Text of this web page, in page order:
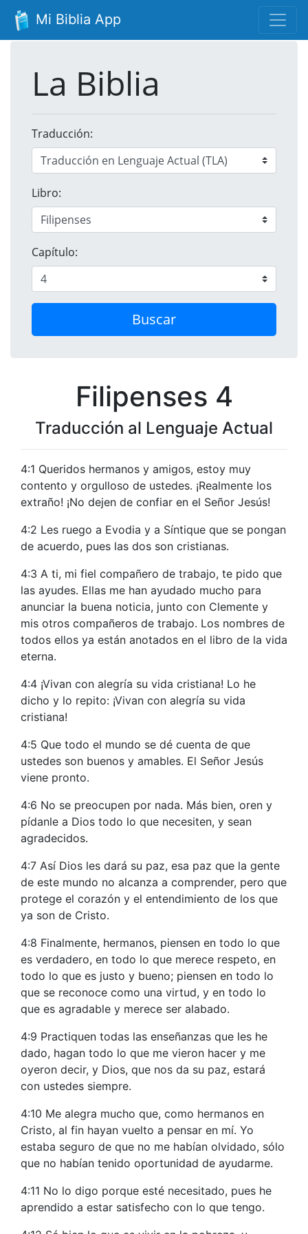
Mi Biblia App
La Biblia
Traducción:
Libro:
Capítulo:
Buscar
Filipenses 4
Traducción al Lenguaje Actual
4:1 Queridos hermanos y amigos, estoy muy
contento y orgulloso de ustedes. ¡Realmente los
extraño! ¡No dejen de confiar en el Señor Jesús!
4:2 Les ruego a Evodia y a Síntique que se pongan
de acuerdo, pues las dos son cristianas.
4:3 A ti, mi fiel compañero de trabajo, te pido que
las ayudes. Ellas me han ayudado mucho para
anunciar la buena noticia, junto con Clemente y
mis otros compañeros de trabajo. Los nombres de
todos ellos ya están anotados en el libro de la vida
eterna.
4:4 ¡Vivan con alegría su vida cristiana! Lo he
dicho y lo repito: ¡Vivan con alegría su vida
cristiana!
4:5 Que todo el mundo se dé cuenta de que
ustedes son buenos y amables. El Señor Jesús
viene pronto.
4:6 No se preocupen por nada. Más bien, oren y
pídanle a Dios todo lo que necesiten, y sean
agradecidos.
4:7 Así Dios les dará su paz, esa paz que la gente
de este mundo no alcanza a comprender, pero que
protege el corazón y el entendimiento de los que
ya son de Cristo.
4:8 Finalmente, hermanos, piensen en todo lo que
es verdadero, en todo lo que merece respeto, en
todo lo que es justo y bueno; piensen en todo lo
que se reconoce como una virtud, y en todo lo
que es agradable y merece ser alabado.
4:9 Practiquen todas las enseñanzas que les he
dado, hagan todo lo que me vieron hacer y me
oyeron decir, y Dios, que nos da su paz, estará
con ustedes siempre.
4:10 Me alegra mucho que, como hermanos en
Cristo, al fin hayan vuelto a pensar en mí. Yo
estaba seguro de que no me habían olvidado, sólo
que no habían tenido oportunidad de ayudarme.
4:11 No lo digo porque esté necesitado, pues he
aprendido a estar satisfecho con lo que tengo.